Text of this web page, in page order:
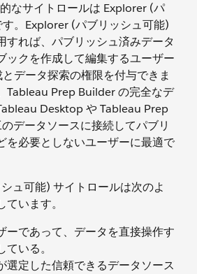
なサイトロールは Explorer (パ
。Explorer (パブリッシュ可能)
すれば、パブリッシュ済みデータ
ックを作成して編集するユーザー
データ探索の権限を付与できま
Tableau Prep Builder の完全なデ
Desktop や Tableau Prep
データソースに接続してパブリ
を必要としないユーザーに最適で
ュ可能) サイトロールは次のよ
います。
ーであって、データを直接操作す
いる。
選定した信頼できるデータソース